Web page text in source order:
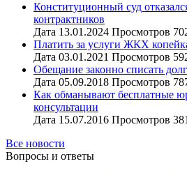
Конституционный суд
контрактников
Дата 13.01.2024 Просмотров
Платить за услуги ЖКХ
Дата 03.01.2021 Просмотров
Обещание законно списать
Дата 05.09.2018 Просмотров
Как обманывают бесплатные
консультации
Дата 15.07.2016 Просмотров
Все новости
Вопросы и ответы